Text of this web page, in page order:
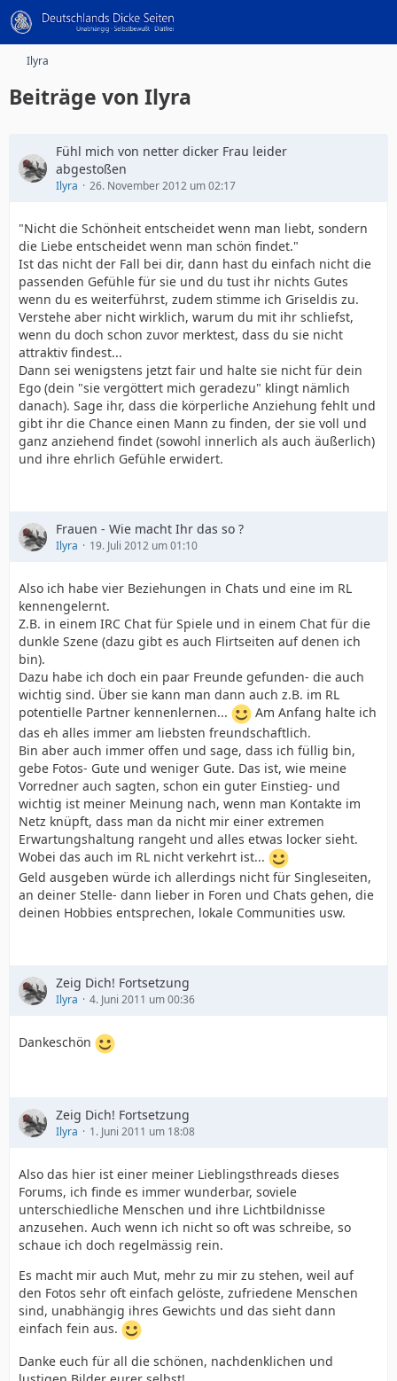
Ilyra
Beiträge von Ilyra
Fühl mich von netter dicker Frau leider
abgestoßen
Ilyra 26. November 2012 um 02:17
"Nicht die Schönheit entscheidet wenn man liebt, sondern
die Liebe entscheidet wenn man schön findet."
Ist das nicht der Fall bei dir, dann hast du einfach nicht die
passenden Gefühle für sie und du tust ihr nichts Gutes
wenn du es weiterführst, zudem stimme ich Griseldis zu.
Verstehe aber nicht wirklich, warum du mit ihr schliefst,
wenn du doch schon zuvor merktest, dass du sie nicht
attraktiv findest...
Dann sei wenigstens jetzt fair und halte sie nicht für dein
Ego (dein "sie vergöttert mich geradezu" klingt nämlich
danach). Sage ihr, dass die körperliche Anziehung fehlt und
gibt ihr die Chance einen Mann zu finden, der sie voll und
ganz anziehend findet (sowohl innerlich als auch äußerlich)
und ihre ehrlich Gefühle erwidert.
Frauen - Wie macht Ihr das so ?
Ilyra 19. Juli 2012 um 01:10
Also ich habe vier Beziehungen in Chats und eine im RL
kennengelernt.
Z.B. in einem IRC Chat für Spiele und in einem Chat für die
dunkle Szene (dazu gibt es auch Flirtseiten auf denen ich
bin).
Dazu habe ich doch ein paar Freunde gefunden- die auch
wichtig sind. Über sie kann man dann auch z.B. im RL
potentielle Partner kennenlernen...
Am Anfang halte ich
das eh alles immer am liebsten freundschaftlich.
Bin aber auch immer offen und sage, dass ich füllig bin,
gebe Fotos- Gute und weniger Gute. Das ist, wie meine
Vorredner auch sagten, schon ein guter Einstieg- und
wichtig ist meiner Meinung nach, wenn man Kontakte im
Netz knüpft, dass man da nicht mir einer extremen
Erwartungshaltung rangeht und alles etwas locker sieht.
Wobei das auch im RL nicht verkehrt ist...
Geld ausgeben würde ich allerdings nicht für Singleseiten,
an deiner Stelle- dann lieber in Foren und Chats gehen, die
deinen Hobbies entsprechen, lokale Communities usw.
Zeig Dich! Fortsetzung
Ilyra 4. Juni 2011 um 00:36
Dankeschön
Zeig Dich! Fortsetzung
Ilyra 1. Juni 2011 um 18:08
Also das hier ist einer meiner Lieblingsthreads dieses
Forums, ich finde es immer wunderbar, soviele
unterschiedliche Menschen und ihre Lichtbildnisse
anzusehen. Auch wenn ich nicht so oft was schreibe, so
schaue ich doch regelmässig rein.
Es macht mir auch Mut, mehr zu mir zu stehen, weil auf
den Fotos sehr oft einfach gelöste, zufriedene Menschen
sind, unabhängig ihres Gewichts und das sieht dann
einfach fein aus.
Danke euch für all die schönen, nachdenklichen und